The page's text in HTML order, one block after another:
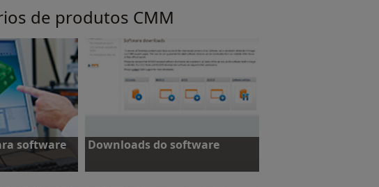
de produtos CMM
software
Downloads do software